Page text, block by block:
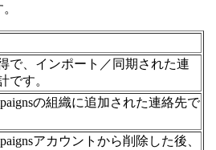
で、インポート／同期された連
です。
の組織に追加された連絡先で
アカウントから削除した後、